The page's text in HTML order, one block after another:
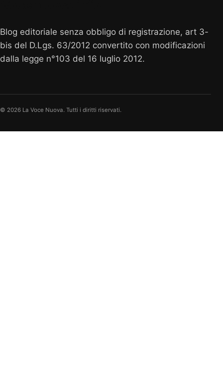
Blog editoriale senza obbligo di registrazione, art 3-
bis del D.Lgs. 63/2012 convertito con modificazioni
dalla legge n°103 del 16 luglio 2012.
© 2026 La Voce Nuova. Tutti i diritti riservati.